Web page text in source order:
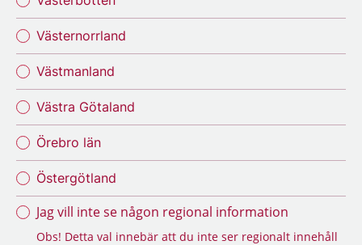
Västernorrland
Västmanland
Västra Götaland
Örebro län
Östergötland
Jag vill inte se någon regional information
Obs! Detta val innebär att du inte ser regionalt innehåll